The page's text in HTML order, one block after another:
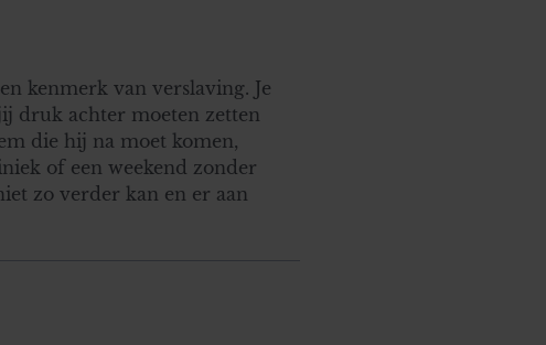
kenmerk van verslaving. Je
druk achter moeten zetten
die hij na moet komen,
of een weekend zonder
zo verder kan en er aan